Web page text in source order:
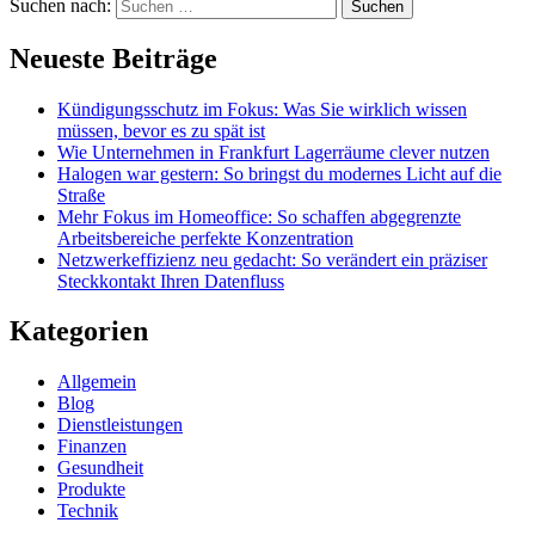
Suchen nach:
Neueste Beiträge
Kündigungsschutz im Fokus: Was Sie wirklich wissen
müssen, bevor es zu spät ist
Wie Unternehmen in Frankfurt Lagerräume clever nutzen
Halogen war gestern: So bringst du modernes Licht auf die
Straße
Mehr Fokus im Homeoffice: So schaffen abgegrenzte
Arbeitsbereiche perfekte Konzentration
Netzwerkeffizienz neu gedacht: So verändert ein präziser
Steckkontakt Ihren Datenfluss
Kategorien
Allgemein
Blog
Dienstleistungen
Finanzen
Gesundheit
Produkte
Technik